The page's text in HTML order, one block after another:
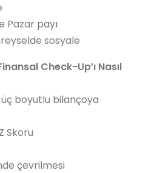
Pazar payı
sosyale
Check-Up’ı Nasıl
boyutlu bilançoya
Skoru
çevrilmesi